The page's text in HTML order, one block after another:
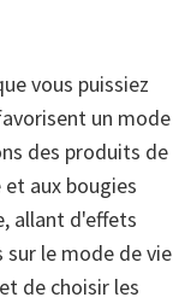
vous puissiez
un mode
des produits de
aux bougies
allant d'effets
le mode de vie
de choisir les